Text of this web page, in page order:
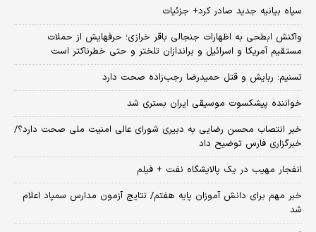
سپاه بیانیه جدید صادر کرد+ جزئیات
واکنش ابطحی به اظهارات جنجالی باقر خرازی؛ حرفهایش از حملات
مستقیم آمریکا و اسرائیل و براندازان تلختر و حتی خطرناکتر است
تسنیم: ربایش و قتل حمیدرضا رجب‌زاده صحت دارد
خواننده پیشکسوت موسیقی ایران بستری شد
خبر انتصاب محسن رضایی به دبیری شورای عالی امنیت ملی صحت دارد؟/
خبرگزاری فارس توضیح داد
انفجار مهیب در یک پالایشگاه نفت + فیلم
خبر مهم برای دانش آموزان پایه هفتم/ نتایج آزمون مدارس سمپاد اعلام
شد